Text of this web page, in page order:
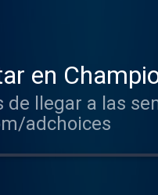
en
llegar a las
adchoices